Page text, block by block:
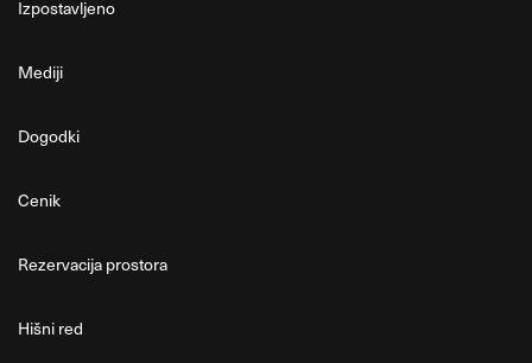
Izpostavljeno
Mediji
Dogodki
Cenik
Rezervacija prostora
Hišni red